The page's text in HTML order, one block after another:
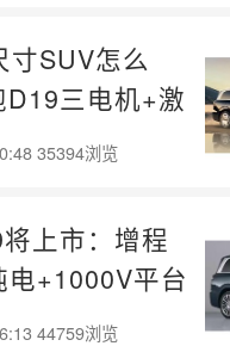
寸SUV怎么
三电机+激
得买吗
35394浏览
上市：增程
+1000V平台
航，大型SUV
44759浏览